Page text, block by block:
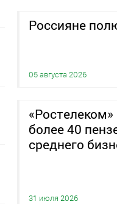
Россияне
05 августа 2026
более 40
среднего
31 июля 2026